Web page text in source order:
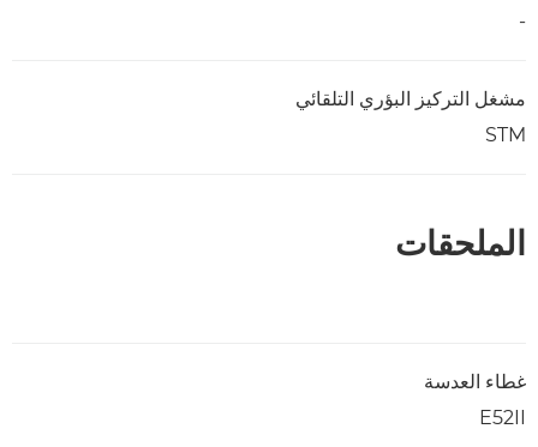
-
مشغل التركيز البؤري التلقائي
STM
الملحقات
غطاء العدسة
E52II